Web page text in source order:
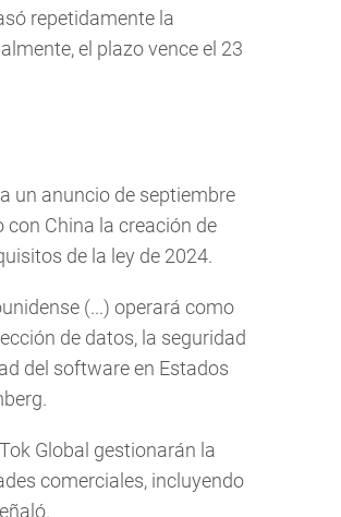
repetidamente la
el plazo vence el 23
un anuncio de septiembre
con China la creación de
de la ley de 2024.
(...) operará como
de datos, la seguridad
del software en Estados
Global gestionarán la
comerciales, incluyendo